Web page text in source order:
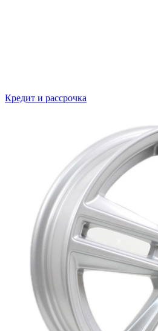
Кредит и рассрочка